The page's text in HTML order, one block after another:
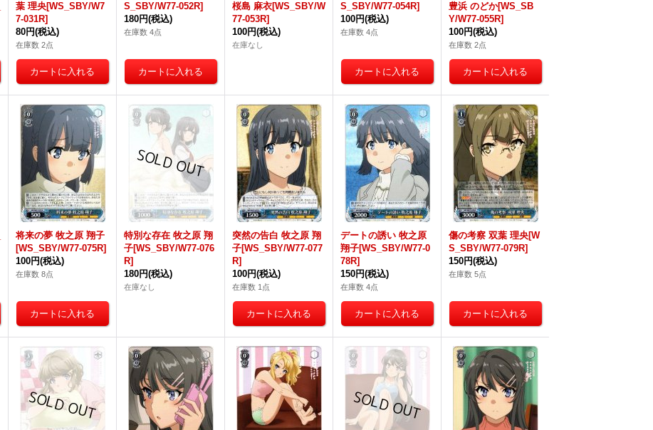
葉 理央[WS_SBY/W7
7-031R]
80円(税込)
在庫数 2点
S_SBY/W77-052R]
180円(税込)
在庫数 4点
桜島 麻衣[WS_SBY/W
77-053R]
100円(税込)
在庫なし
S_SBY/W77-054R]
100円(税込)
在庫数 4点
豊浜 のどか[WS_SB
Y/W77-055R]
100円(税込)
在庫数 2点
将来の夢 牧之原 翔子
[WS_SBY/W77-075R]
100円(税込)
在庫数 8点
特別な存在 牧之原 翔
子[WS_SBY/W77-076
R]
180円(税込)
在庫なし
突然の告白 牧之原 翔
子[WS_SBY/W77-077
R]
100円(税込)
在庫数 1点
デートの誘い 牧之原
翔子[WS_SBY/W77-0
78R]
150円(税込)
在庫数 4点
傷の考察 双葉 理央[W
S_SBY/W77-079R]
150円(税込)
在庫数 5点